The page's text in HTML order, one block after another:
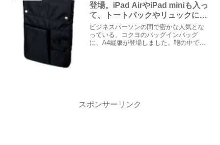
登場。iPad AirやiPad miniも入っ
て、トートバックやリュックに最
適
ビジネスパーソンの間で密かな人気とな
っている、コクヨのバッグインバッグ
に、A4縦版が登場しました。鞄の中で散
スポンサーリンク